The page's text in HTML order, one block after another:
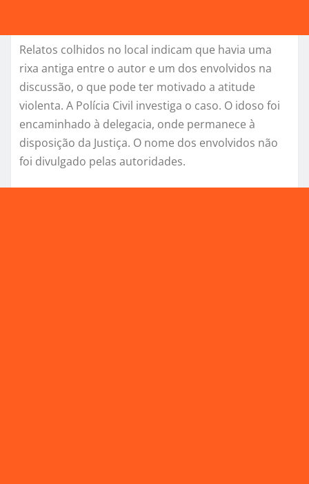
Relatos colhidos no local indicam que havia uma
rixa antiga entre o autor e um dos envolvidos na
discussão, o que pode ter motivado a atitude
violenta. A Polícia Civil investiga o caso. O idoso foi
encaminhado à delegacia, onde permanece à
disposição da Justiça. O nome dos envolvidos não
foi divulgado pelas autoridades.